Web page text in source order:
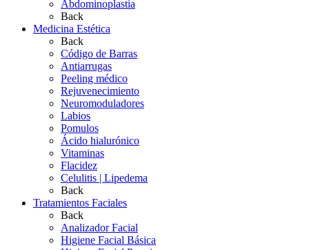
Abdominoplastia
Back
Medicina Estética
Back
Código de Barras
Antiarrugas
Peeling médico
Rejuvenecimiento
Neuromoduladores
Labios
Pomulos
Ácido hialurónico
Vitaminas
Flacidez
Celulitis | Lipedema
Back
Tratamientos Faciales
Back
Analizador Facial
Higiene Facial Básica